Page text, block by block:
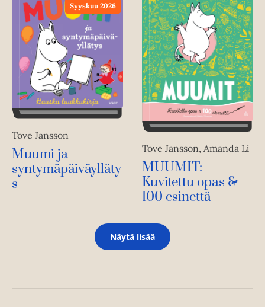
Syyskuu 2026
Tove Jansson
Muumi ja
syntymäpäiväylläty
s
Tove Jansson, Amanda Li
MUUMIT:
Kuvitettu opas &
100 esinettä
Näytä lisää